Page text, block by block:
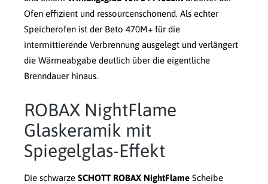
Ofen effizient und ressourcenschonend. Als echter
Speicherofen ist der Beto 470M+ für die
intermittierende Verbrennung ausgelegt und verlängert
die Wärmeabgabe deutlich über die eigentliche
Brenndauer hinaus.
ROBAX NightFlame
Glaskeramik mit
Spiegelglas-Effekt
Die schwarze SCHOTT ROBAX NightFlame Scheibe